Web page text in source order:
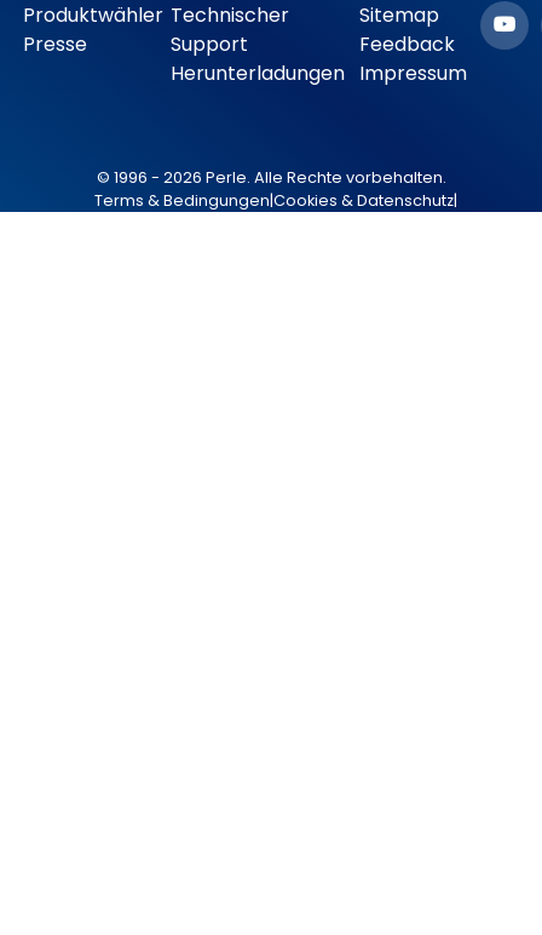
Produktwähler
Presse
Technischer
Support
Herunterladungen
Sitemap
Feedback
Impressum
© 1996 - 2026 Perle. Alle Rechte vorbehalten.
Terms & Bedingungen|Cookies & Datenschutz|